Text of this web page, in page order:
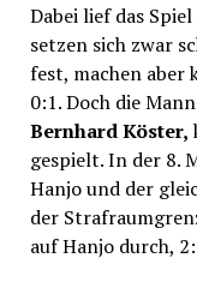
Dabei lief das
setzen sich zwar
fest, machen aber
0:1. Doch die
Bernhard Köster,
gespielt. In der 8.
Hanjo und der
der
auf Hanjo durch,